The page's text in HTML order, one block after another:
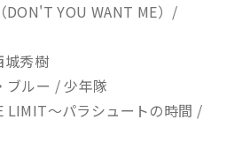
YOU WANT ME）/
秀樹
ルー / 少年隊
LIMIT～パラシュートの時間 /